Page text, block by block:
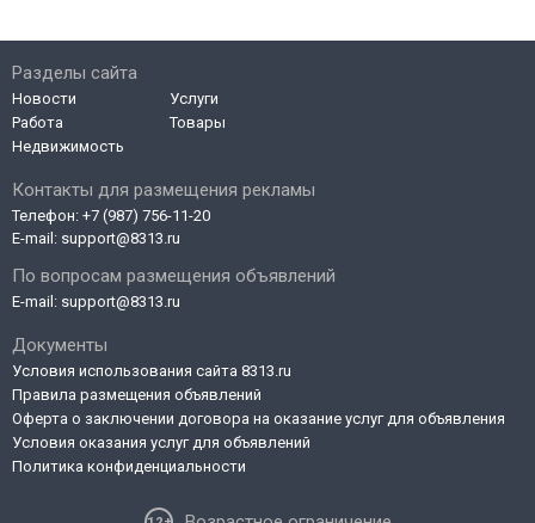
Контакты для размещения рекламы
Телефон: +7 (987) 756-11-20
E-mail: support@8313.ru
По вопросам размещения объявлений
E-mail: support@8313.ru
Документы
Условия использования сайта 8313.ru
Правила размещения объявлений
Оферта о заключении договора на оказание услуг для объявления
Условия оказания услуг для объявлений
Политика конфиденциальности
Разделы сайта
Новости
Работа
Недвижимость
Услуги
Товары